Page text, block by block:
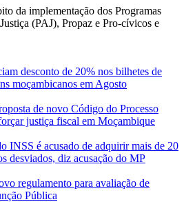
da implementação dos Programas
(PAJ), Propaz e Pro-cívicos e
desconto de 20% nos bilhetes de
moçambicanos em Agosto
de novo Código do Processo
justiça fiscal em Moçambique
INSS é acusado de adquirir mais de 20
desviados, diz acusação do MP
regulamento para avaliação de
Pública